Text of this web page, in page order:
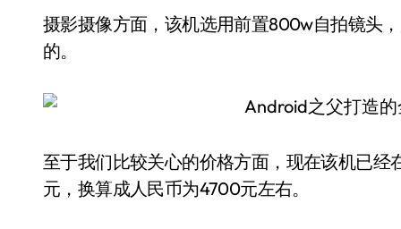
摄影摄像方面，该机选用前置800w自拍镜头
的。
至于我们比较关心的价格方面，现在该机已经
元，换算成人民币为4700元左右。